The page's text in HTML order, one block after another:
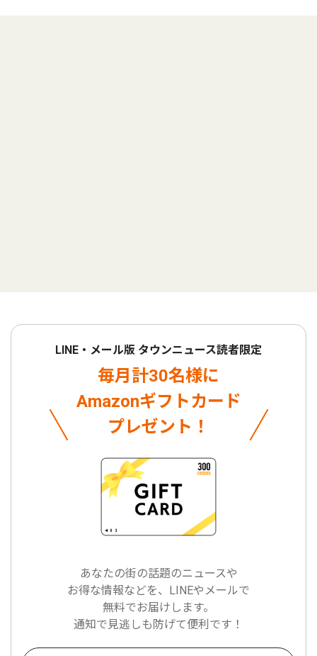
LINE・メール版 タウンニュース読者限定
毎月計30名様に
Amazonギフトカード
プレゼント！
あなたの街の話題のニュースや
お得な情報などを、LINEやメールで
無料でお届けします。
通知で見逃しも防げて便利です！